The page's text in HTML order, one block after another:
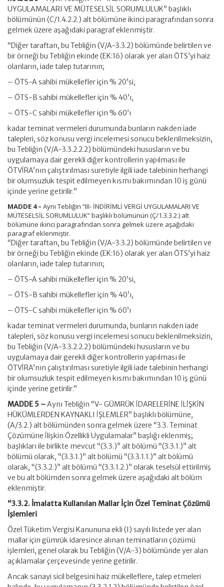
UYGULAMALARI VE MÜTESELSİL SORUMLULUK” başlıklı
bölümünün (C/1.4.2.2.) alt bölümüne ikinci paragrafından sonra
gelmek üzere aşağıdaki paragraf eklenmiştir.
“Diğer taraftan, bu Tebliğin (V/A-3.3.2) bölümünde belirtilen ve
bir örneği bu Tebliğin ekinde (EK:16) olarak yer alan ÖTS’yi haiz
olanların, iade talep tutarının;
– ÖTS-A sahibi mükellefler için % 20’si,
– ÖTS-B sahibi mükellefler için % 40’ı,
– ÖTS-C sahibi mükellefler için % 60’ı
kadar teminat vermeleri durumunda bunların nakden iade
talepleri, söz konusu vergi incelemesi sonucu beklenilmeksizin,
bu Tebliğin (V/A-3.3.2.2.2) bölümündeki hususların ve bu
uygulamaya dair gerekli diğer kontrollerin yapılması ile
ÖTVİRA’nın çalıştırılması suretiyle ilgili iade talebinin herhangi
bir olumsuzluk tespit edilmeyen kısmı bakımından 10 iş günü
içinde yerine getirilir.”
MADDE 4 – Aynı Tebliğin “III- İNDİRİMLİ VERGİ UYGULAMALARI VE
MÜTESELSİL SORUMLULUK” başlıklı bölümünün (Ç/1.3.3.2.) alt
bölümüne ikinci paragrafından sonra gelmek üzere aşağıdaki
paragraf eklenmiştir.
“Diğer taraftan, bu Tebliğin (V/A-3.3.2) bölümünde belirtilen ve
bir örneği bu Tebliğin ekinde (EK:16) olarak yer alan ÖTS’yi haiz
olanların, iade talep tutarının;
– ÖTS-A sahibi mükellefler için % 20’si,
– ÖTS-B sahibi mükellefler için % 40’ı,
– ÖTS-C sahibi mükellefler için % 60’ı
kadar teminat vermeleri durumunda, bunların nakden iade
talepleri, söz konusu vergi incelemesi sonucu beklenilmeksizin,
bu Tebliğin (V/A-3.3.2.2.2) bölümündeki hususların ve bu
uygulamaya dair gerekli diğer kontrollerin yapılması ile
ÖTVİRA’nın çalıştırılması suretiyle ilgili iade talebinin herhangi
bir olumsuzluk tespit edilmeyen kısmı bakımından 10 iş günü
içinde yerine getirilir.”
MADDE 5 –Aynı Tebliğin “V- GÜMRÜK İDARELERİNE İLİŞKİN
HÜKÜMLERDEN KAYNAKLI İŞLEMLER” başlıklı bölümüne,
(A/3.2.) alt bölümünden sonra gelmek üzere “3.3. Teminat
Çözümüne İlişkin Özellikli Uygulamalar” başlığı eklenmiş;
başlıkları ile birlikte mevcut “(3.3.)” alt bölümü “(3.3.1.)” alt
bölümü olarak, “(3.3.1.)” alt bölümü “(3.3.1.1.)” alt bölümü
olarak, “(3.3.2.)” alt bölümü “(3.3.1.2.)” olarak teselsül ettirilmiş
ve bu alt bölümden sonra gelmek üzere aşağıdaki alt bölüm
eklenmiştir.
“3.3.2. İmalatta Kullanılan Mallar İçin Özel Teminat Çözümü
İşlemleri
Özel Tüketim Vergisi Kanununa ekli (I) sayılı listede yer alan
mallar için gümrük idaresince alınan teminatların çözümü
işlemleri, genel olarak bu Tebliğin (V/A-3) bölümünde yer alan
açıklamalar çerçevesinde yerine getirilir.
Ancak sanayi sicil belgesini haiz mükelleflere, talep etmeleri